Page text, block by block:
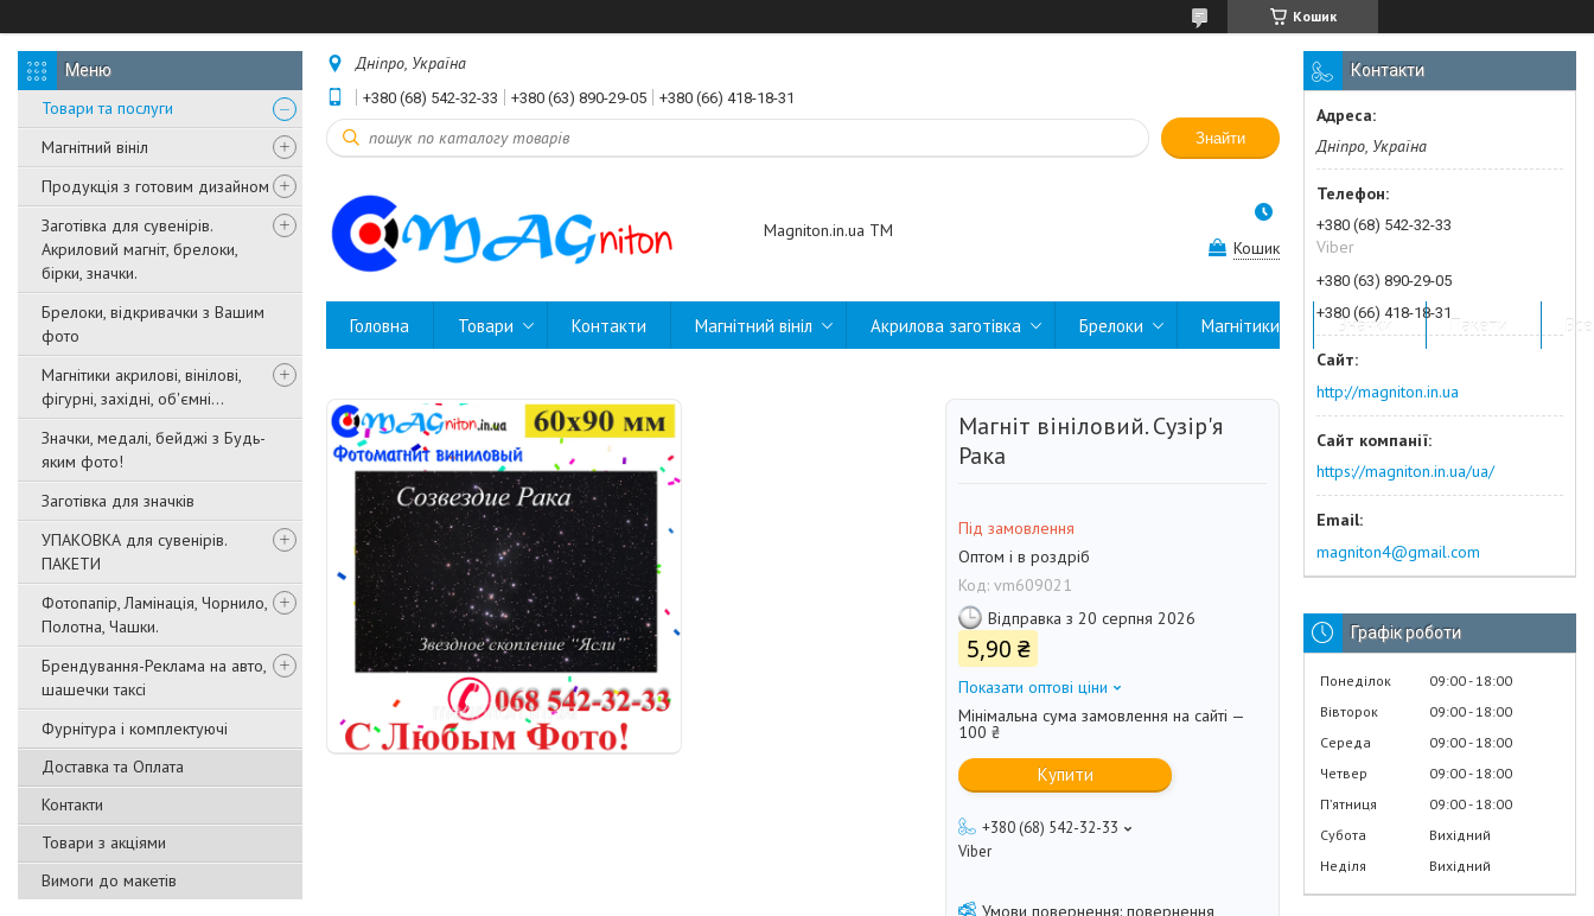
Кошик
Товари та послуги
Магнітний вініл
Продукція з готовим дизайном
Заготівка для сувенірів.
Акриловий магніт, брелоки,
бірки, значки.
Брелоки, відкривачки з Вашим
фото
Магнітики акрилові, вінілові,
фігурні, західні, об'ємні...
Значки, медалі, бейджі з Будь-
яким фото!
Заготівка для значків
УПАКОВКА для сувенірів.
ПАКЕТИ
Фотопапір, Ламінація, Чорнило,
Полотна, Чашки.
Брендування-Реклама на авто,
шашечки таксі
Фурнітура і комплектуючі
Доставка та Оплата
Контакти
Товари з акціями
Вимоги до макетів
Дніпро, Україна
+380 (68) 542-32-33 +380 (63) 890-29-05 +380 (66) 418-18-31
Знайти
Magniton.in.ua ТМ
Кошик
Головна Товари Контакти Магнітний вініл Акрилова заготівка Брелоки Магнітики Значки Пакети
Магніт вініловий. Сузір'я
Рака
Під замовлення
Оптом і в роздріб
Код: vm609021
Відправка з 20 серпня 2026
5,90 ₴
Показати оптові ціни
Мінімальна сума замовлення на сайті —
100 ₴
Купити
+380 (68) 542-32-33
Viber
повернення
Контакти
Дніпро, Україна
+380 (68) 542-32-33
Viber
+380 (63) 890-29-05
+380 (66) 418-18-31
http://magniton.in.ua
https://magniton.in.ua/ua/
magniton4@gmail.com
Графік роботи
Понеділок 09:00 18:00
Вівторок
09:00 18:00
Середа
09:00 18:00
Четвер
09:00 18:00
Пʼятниця
09:00 18:00
Субота
Вихідний
Неділя
Вихідний